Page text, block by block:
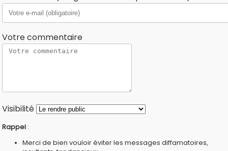
Votre commentaire
Visibilité
Rappel :
Merci de bien vouloir éviter les messages diffamatoires,